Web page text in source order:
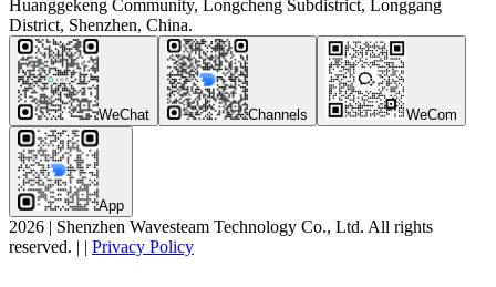
Huanggekeng Community, Longcheng Subdistrict, Longgang
District, Shenzhen, China.
WeChat Channels WeCom
App
2026 | Shenzhen Wavesteam Technology Co., Ltd. All rights
reserved. | | Privacy Policy